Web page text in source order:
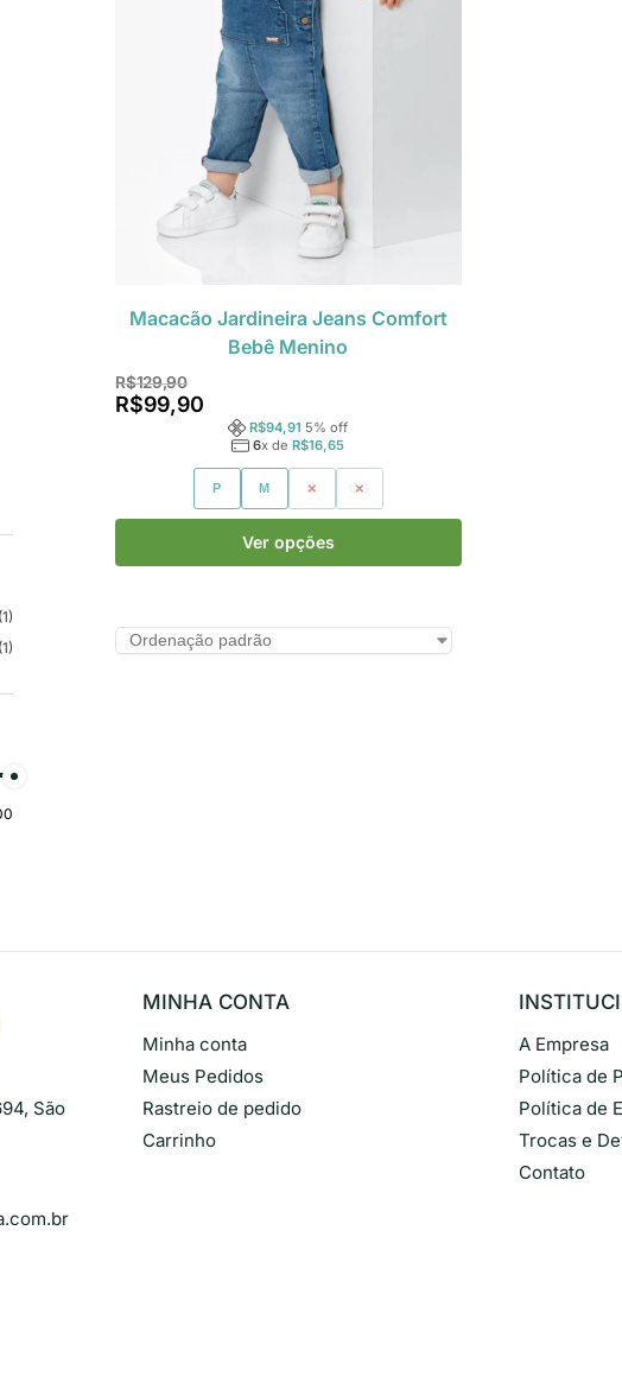
Macacão Jardineira Jeans Comfort
Bebê Menino
R$129,90
R$99,90
R$94,91 5% off
6x deR$16,65
P M G GG
Ver opções
(1)
(1)
São
MINHA CONTA
Minha conta
Meus Pedidos
Rastreio de pedido
Carrinho
A Empresa
Política de
Política de
Trocas e
Contato